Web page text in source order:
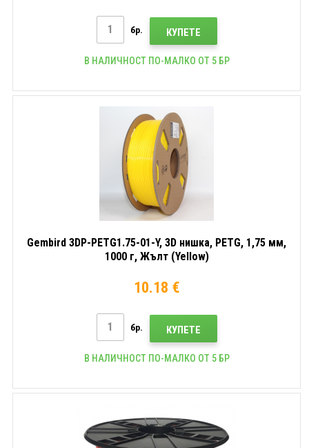
бр. КУПЕТЕ
В НАЛИЧНОСТ ПО-МАЛКО ОТ 5 БР
Gembird 3DP-PETG1.75-01-Y, 3D нишка, PETG, 1,75 мм,
1000 г, Жълт (Yellow)
10.18 €
бр. КУПЕТЕ
В НАЛИЧНОСТ ПО-МАЛКО ОТ 5 БР